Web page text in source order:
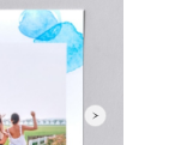
ザインから
や記念品にも